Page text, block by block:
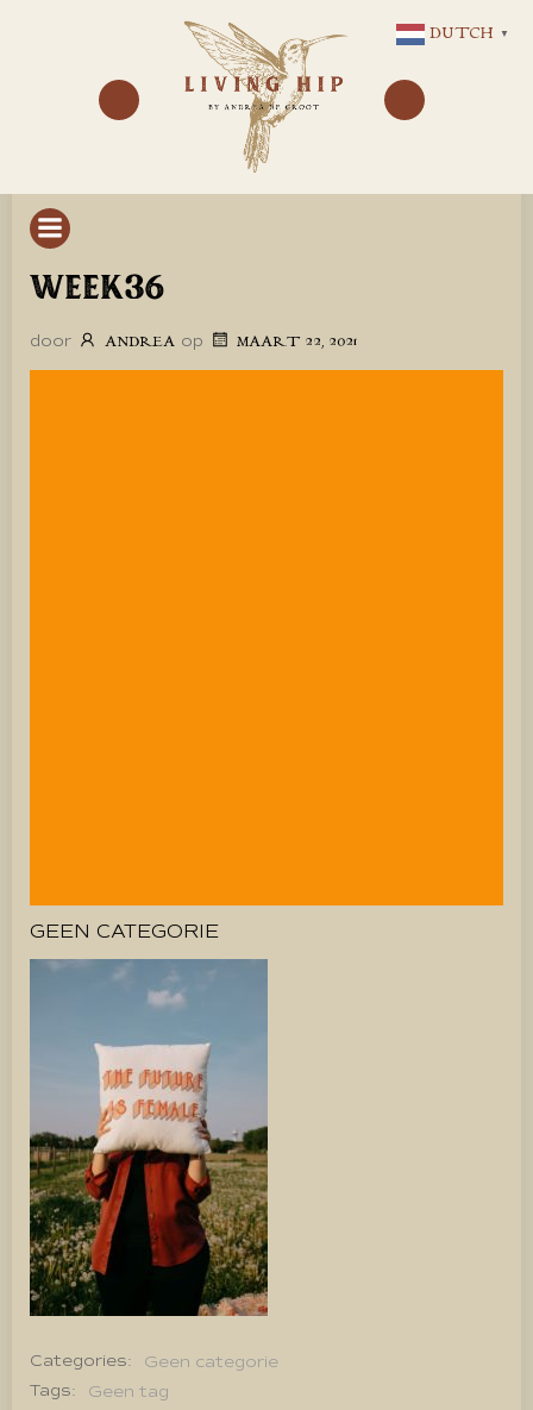
NAAR
DE
INHOUD
WEEK36
door ANDREA op MAART 22, 2021
GEEN CATEGORIE
Categories:
Geen categorie
Tags:
Geen tag
DUTCH ▼